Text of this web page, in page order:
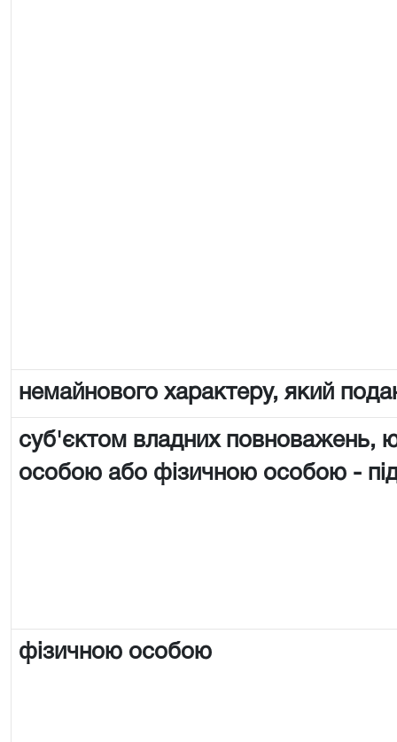
немайнового характеру, який
суб'єктом владних повноважень,
особою або фізичною особою -
фізичною особою